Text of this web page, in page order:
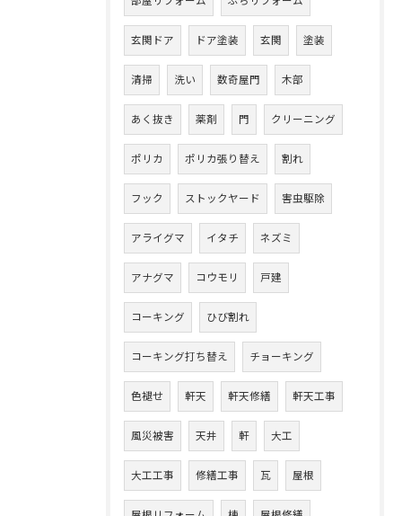
玄関ドア ドア塗装 玄関 塗装
清掃 洗い 数奇屋門 木部
あく抜き 薬剤 門 クリーニング
ポリカ ポリカ張り替え 割れ
フック ストックヤード 害虫駆除
アライグマ イタチ ネズミ
アナグマ コウモリ 戸建
コーキング ひび割れ
コーキング打ち替え チョーキング
色褪せ 軒天 軒天修繕 軒天工事
風災被害 天井 軒 大工
大工工事 修繕工事 瓦 屋根